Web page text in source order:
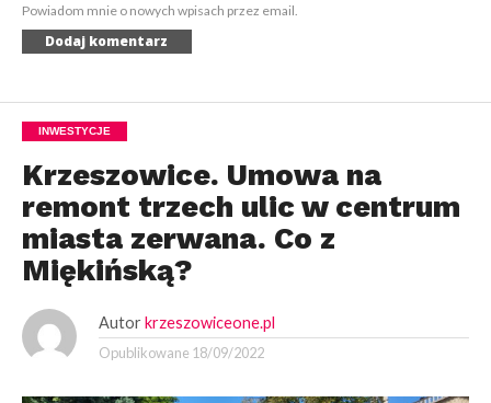
Powiadom mnie o nowych wpisach przez email.
INWESTYCJE
Krzeszowice. Umowa na
remont trzech ulic w centrum
miasta zerwana. Co z
Miękińską?
Autor krzeszowiceone.pl
Opublikowane 18/09/2022